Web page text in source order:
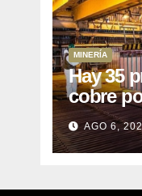
MINERÍA
Hay 35
cobre
puede
AGO 6,